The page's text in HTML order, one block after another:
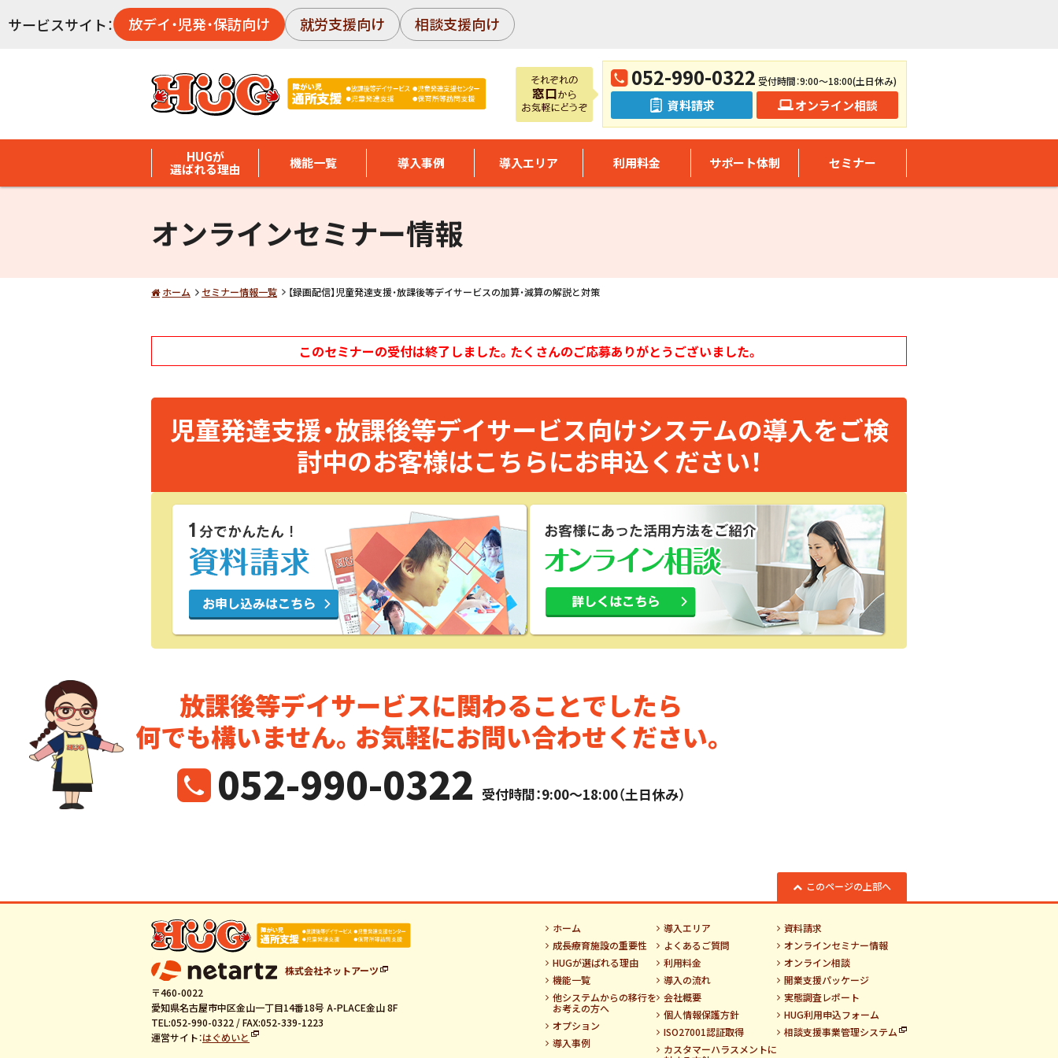
サービスサイト： 放デイ・児発・保訪向け 就労支援向け 相談支援向け
052-990-0322 受付時間：9:00～18:00(土日休み)
資料請求 オンライン相談
HUGが
選ばれる理由 機能一覧 導入事例 導入エリア 利用料金 サポート体制 セミナー
オンラインセミナー情報
ホーム セミナー情報一覧 【録画配信】児童発達支援・放課後等デイサービスの加算・減算の解説と対策
このセミナーの受付は終了しました。たくさんのご応募ありがとうございました。
児童発達支援・放課後等デイサービス向けシステムの導入をご検
討中のお客様はこちらにお申込ください！
放課後等デイサービスに関わることでしたら
何でも構いません。お気軽にお問い合わせください。
052-990-0322 受付時間：9:00～18:00（土日休み）
このページの上部へ
株式会社ネットアーツ
〒460-0022
愛知県名古屋市中区金山一丁目14番18号 A-PLACE金山 8F
TEL:052-990-0322 / FAX:052-339-1223
運営サイト：はぐめいと
ホーム
成長療育施設の重要性
HUGが選ばれる理由
機能一覧
他システムからの移行を
お考えの方へ
オプション
導入事例
導入エリア
よくあるご質問
利用料金
導入の流れ
会社概要
個人情報保護方針
ISO27001認証取得
カスタマーハラスメントに
資料請求
オンラインセミナー情報
オンライン相談
開業支援パッケージ
実態調査レポート
HUG利用申込フォーム
相談支援事業管理システム